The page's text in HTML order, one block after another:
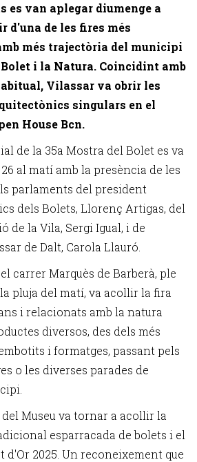
es van aplegar diumenge a
d'una de les fires més
més trajectòria del municipi
i la Natura. Coincidint amb
Vilassar va obrir les
singulars en el
House Bcn.
de la 35a Mostra del Bolet es va
al matí amb la presència de les
parlaments del president
dels Bolets, Llorenç Artigas, del
de la Vila, Sergi Igual, i de
de Dalt, Carola Llauró.
carrer Marquès de Barberà, ple
pluja del matí, va acollir la fira
i relacionats amb la natura
diversos, des dels més
i formatges, passant pels
o les diverses parades de
Museu va tornar a acollir la
esparracada de bolets i el
2025. Un reconeixement que